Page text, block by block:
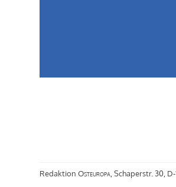
RedaktionOsteuropa , Schaperstr. 30,